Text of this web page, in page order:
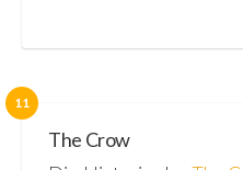
11
The Crow